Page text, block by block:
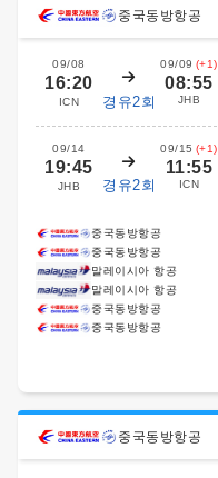
중국동방항공
09/08
16:20
ICN 경유2회
09/09 (+1)
08:55
JHB
09/14
19:45
JHB 경유2회
09/15 (+1)
11:55
ICN
중국동방항공
중국동방항공
말레이시아 항공
말레이시아 항공
중국동방항공
중국동방항공
중국동방항공